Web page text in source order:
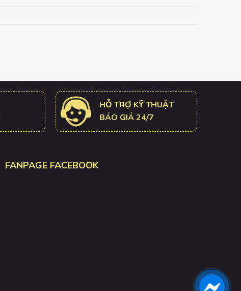
HỖ TRỢ KỸ THUẬT
BÁO GIÁ 24/7
FANPAGE FACEBOOK